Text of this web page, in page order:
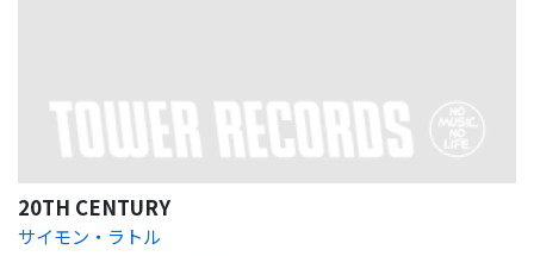
20TH CENTURY
サイモン・ラトル